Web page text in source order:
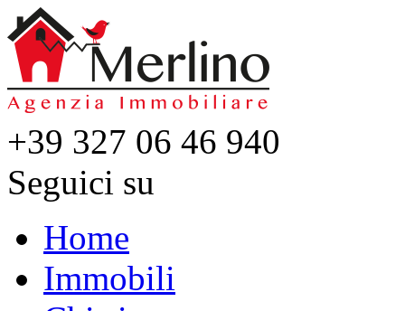
+39 327 06 46 940
Seguici su
Home
Immobili